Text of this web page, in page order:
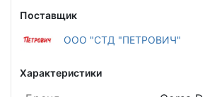
Поставщик
ООО "СТД "ПЕТРОВИЧ"
Характеристики